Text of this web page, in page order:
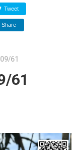
Tweet
Share
61
61